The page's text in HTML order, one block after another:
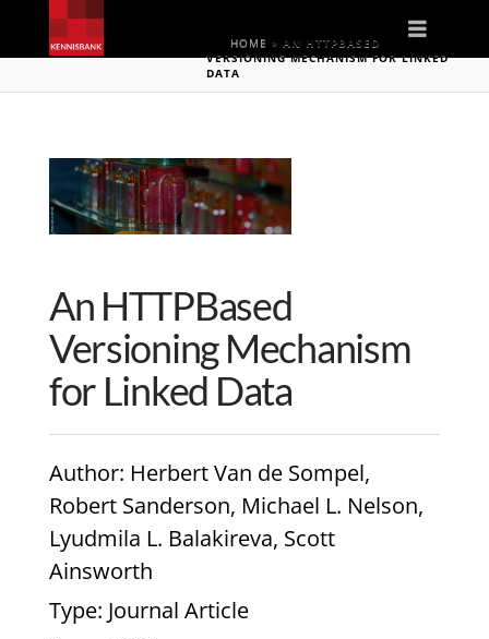
HOME » AN HTTPBASED
VERSIONING MECHANISM FOR LINKED
DATA
An HTTPBased
Versioning Mechanism
for Linked Data
Author: Herbert Van de Sompel,
Robert Sanderson, Michael L. Nelson,
Lyudmila L. Balakireva, Scott
Ainsworth
Type: Journal Article